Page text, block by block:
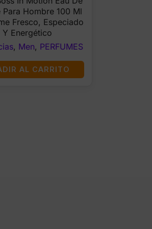
was:
$84.00.
is:
$30.99.
Para Hombre 100 Ml
Fresco, Especiado
Y Energético
, Men, PERFUMES
AL CARRITO